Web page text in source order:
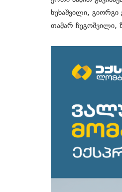
ხუხაშვილი, გიორგი
თამარ ჩუგოშვილი,